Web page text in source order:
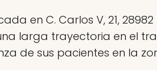
en C. Carlos V, 21,
larga trayectoria en el
de sus pacientes en la